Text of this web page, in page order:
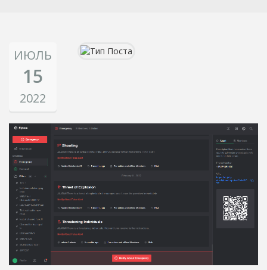
ИЮЛЬ
15
2022